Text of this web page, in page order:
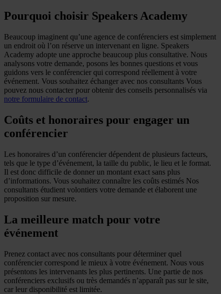
Pourquoi choisir Speakers Academy
Beaucoup imaginent qu’une agence de conférenciers est simplement
un endroit où l’on réserve un intervenant en ligne. Speakers
Academy adopte une approche beaucoup plus consultative. Nous
analysons votre demande, posons les bonnes questions et vous
guidons vers le conférencier qui correspond réellement à votre
événement. Vous souhaitez échanger avec nos consultants Vous
pouvez nous contacter pour obtenir des conseils personnalisés via
notre formulaire de contact.
Coûts et honoraires pour engager un
conférencier
Les honoraires d’un conférencier dépendent de plusieurs facteurs,
tels que le type d’événement, la taille du public, le lieu et le format.
Il est donc difficile de donner un montant exact sans plus
d’informations. Vous souhaitez connaître les coûts estimés Nos
consultants étudient volontiers votre demande et élaborent une
proposition sur mesure.
La meilleure match pour votre
événement
Prenez contact avec nos consultants pour déterminer quel
conférencier correspond le mieux à votre événement. Nous vous
présentons les intervenants les plus pertinents. Une partie de nos
conférenciers exclusifs ou très demandés n’apparaît pas sur le site,
car leur disponibilité est limitée.